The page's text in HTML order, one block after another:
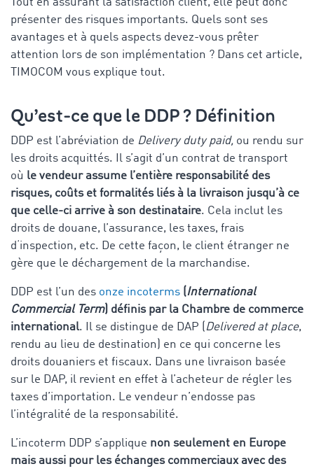
présenter des risques importants. Quels sont ses
avantages et à quels aspects devez-vous prêter
attention lors de son implémentation ? Dans cet article,
TIMOCOM vous explique tout.
Qu’est-ce que le DDP ? Définition
DDP est l’abréviation de Delivery duty paid, ou rendu sur
les droits acquittés. Il s’agit d’un contrat de transport
où le vendeur assume l’entière responsabilité des
risques, coûts et formalités liés à la livraison jusqu’à ce
que celle-ci arrive à son destinataire. Cela inclut les
droits de douane, l’assurance, les taxes, frais
d‘inspection, etc. De cette façon, le client étranger ne
gère que le déchargement de la marchandise.
DDP est l’un des onze incoterms (International
Commercial Term) définis par la Chambre de commerce
international. Il se distingue de DAP ( Delivered at place,
rendu au lieu de destination) en ce qui concerne les
droits douaniers et fiscaux. Dans une livraison basée
sur le DAP, il revient en effet à l’acheteur de régler les
taxes d’importation. Le vendeur n’endosse pas
l’intégralité de la responsabilité.
L’incoterm DDP s’applique non seulement en Europe
mais aussi pour les échanges commerciaux avec des